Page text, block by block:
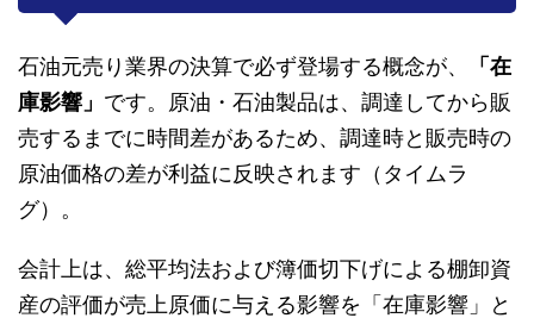
石油元売り業界の決算で必ず登場する概念が、
「在
庫影響」 です。原油・石油製品は、調達してから販
売するまでに時間差があるため、調達時と販売時の
原油価格の差が利益に反映されます（タイムラ
グ）。
会計上は、総平均法および簿価切下げによる棚卸資
産の評価が売上原価に与える影響を「在庫影響」と